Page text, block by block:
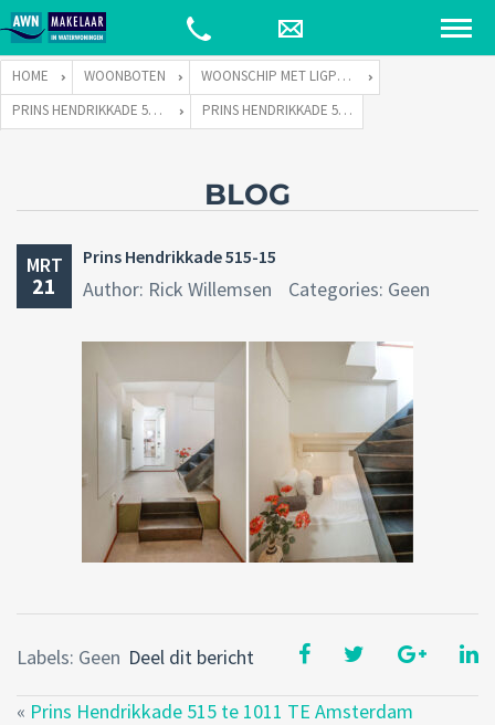
HOME WOONBOTEN
WOONSCHIP MET LIGPLAATS
PRINS HENDRIKKADE 515 TE 1011 TE AMSTERDAM
PRINS HENDRIKKADE 515-15
BLOG
MRT
21
Prins Hendrikkade 515-15
Author: Rick Willemsen Categories: Geen
Deel dit bericht
Labels: Geen
« Prins Hendrikkade 515 te 1011 TE Amsterdam